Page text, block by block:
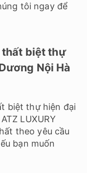
tôi ngay để
thất biệt thự
Nội Hà
biệt thự hiện đại
LUXURY
theo yêu cầu
bạn muốn